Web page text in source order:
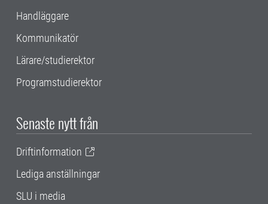
Handläggare
Kommunikatör
Lärare/studierektor
Programstudierektor
Senaste nytt från
Driftinformation
Lediga anställningar
SLU i media